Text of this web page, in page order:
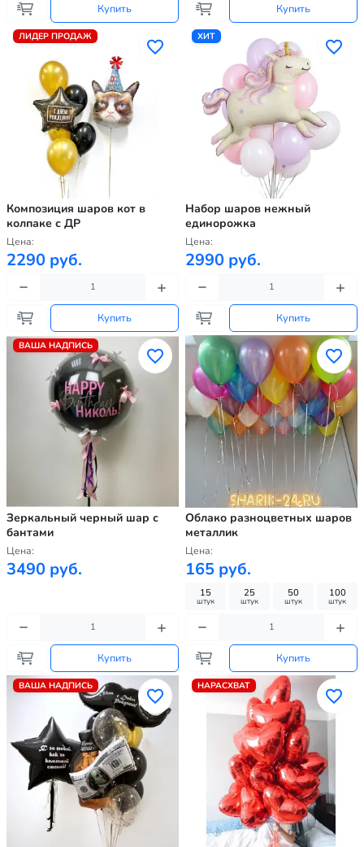
Купить Купить
ЛИДЕР ПРОДАЖ
Композиция шаров кот в
колпаке с ДР
Цена:
2290 руб.
Купить
ХИТ
Набор шаров нежный
единорожка
Цена:
2990 руб.
Купить
ВАША НАДПИСЬ
Зеркальный черный шар с
бантами
Цена:
3490 руб.
Купить
Облако разноцветных шаров
металлик
Цена:
165 руб.
15
штук
25
штук
50
штук
100
штук
Купить
ВАША НАДПИСЬ НАРАСХВАТ